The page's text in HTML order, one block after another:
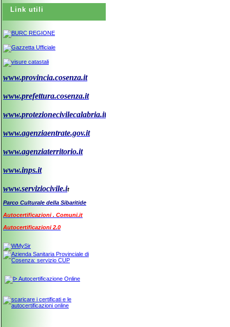
Link utili
www.provincia.cosenza.it
www.prefettura.cosenza.it
www.protezionecivilecalabria.it
www.agenziaentrate.gov.it
www.agenziaterritorio.it
www.inps.it
www.serviziocivile.it
Parco Culturale della Sibaritide
Autocertificazioni . Comuni.it
Autocertificazioni 2.0